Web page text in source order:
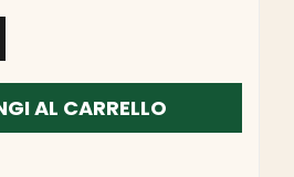
AL CARRELLO